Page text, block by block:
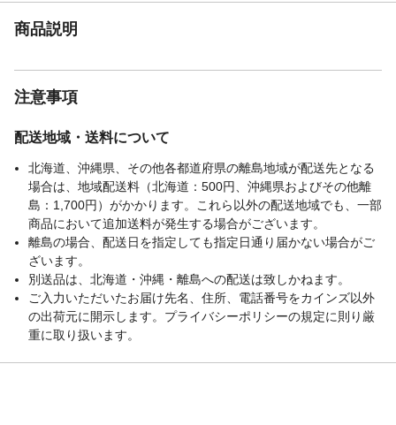
商品説明
注意事項
配送地域・送料について
北海道、沖縄県、その他各都道府県の離島地域が配送先となる
場合は、地域配送料（北海道：500円、沖縄県およびその他離
島：1,700円）がかかります。これら以外の配送地域でも、一部
商品において追加送料が発生する場合がございます。
離島の場合、配送日を指定しても指定日通り届かない場合がご
ざいます。
別送品は、北海道・沖縄・離島への配送は致しかねます。
ご入力いただいたお届け先名、住所、電話番号をカインズ以外
の出荷元に開示します。プライバシーポリシーの規定に則り厳
重に取り扱います。